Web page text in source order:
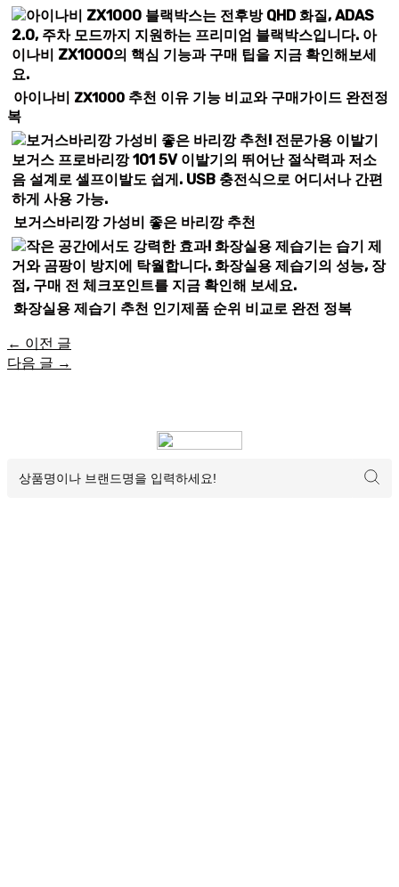
아이나비 ZX1000 추천 이유 기능 비교와 구매가이드 완전정
복
보거스바리깡 가성비 좋은 바리깡 추천
화장실용 제습기 추천 인기제품 순위 비교로 완전 정복
← 이전 글
다음 글 →